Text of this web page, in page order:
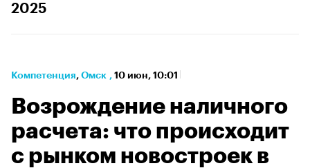
2025
Компетенция⁠, Омск , 10 июн, 10:01
Возрождение наличного
расчета: что происходит
с рынком новостроек в